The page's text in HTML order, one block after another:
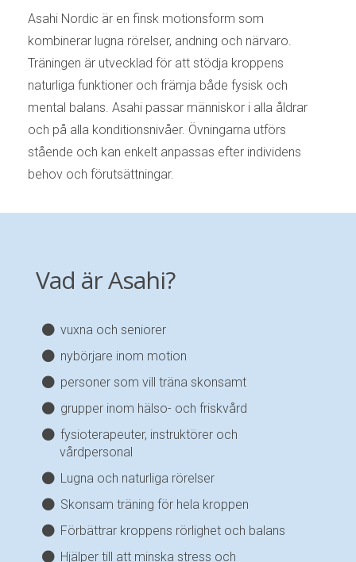
Asahi Nordic är en finsk motionsform som
kombinerar lugna rörelser, andning och närvaro.
Träningen är utvecklad för att stödja kroppens
naturliga funktioner och främja både fysisk och
mental balans. Asahi passar människor i alla åldrar
och på alla konditionsnivåer. Övningarna utförs
stående och kan enkelt anpassas efter individens
behov och förutsättningar.
Vad är Asahi?
vuxna och seniorer
nybörjare inom motion
personer som vill träna skonsamt
grupper inom hälso- och friskvård
fysioterapeuter, instruktörer och
vårdpersonal
Lugna och naturliga rörelser
Skonsam träning för hela kroppen
Förbättrar kroppens rörlighet och balans
Hjälper till att minska stress och